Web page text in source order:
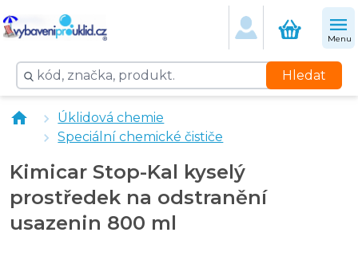
Menu
Hledat
Kimicar Forum odstranění usazenin 1 l
Cif Cream tekutý písek 500 ml
Úklidová chemie
Speciální chemické čističe
Kimicar Stop-Kal kyselý
prostředek na odstranění
usazenin 800 ml